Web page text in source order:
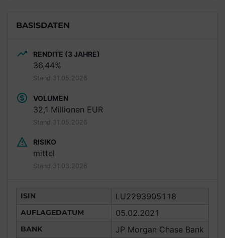
BASISDATEN
RENDITE (3 JAHRE)
36,44%
Stand 31.05.2026
VOLUMEN
32,1 Millionen EUR
Stand 31.05.2026
RISIKO
mittel
Stand 31.03.2026
ISIN LU2293905118
AUFLAGEDATUM 05.02.2021
BANK JP Morgan Chase Bank